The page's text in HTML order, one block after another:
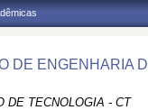
DE ENGENHARIA
DE TECNOLOGIA - CT